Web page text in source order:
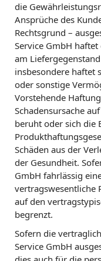
die
Ansprüche des
Rechtsgrund –
Service GmbH
am
insbesondere haftet
oder sonstige
Vorstehende
Schadensursache
beruht oder sich die
Schäden aus der
der Gesundheit.
GmbH fahrlässig
vertragswesentliche
auf den
begrenzt.
Sofern die
Service GmbH